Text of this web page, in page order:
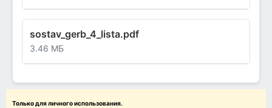
sostav_gerb_4_lista.pdf
3.46 МБ
Только для личного использования.